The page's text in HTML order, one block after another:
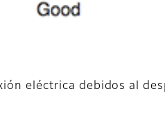
eléctrica debidos al